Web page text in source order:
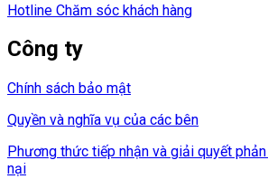
Hotline Chăm sóc khách hàng
Công ty
Chính sách bảo mật
Quyền và nghĩa vụ của các bên
Phương thức tiếp nhận và giải quyết
nại